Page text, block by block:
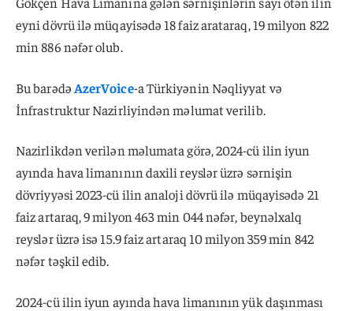
eyni dövrü ilə müqayisədə 18 faiz arataraq, 19 milyon 822
min 886 nəfər olub.
Bu barədəAzerVoice-a Türkiyənin Nəqliyyat və
İnfrastruktur Nazirliyindən məlumat verilib.
Nazirlikdən verilən məlumata görə, 2024-cü ilin iyun
ayında hava limanının daxili reyslər üzrə sərnişin
dövriyyəsi 2023-cü ilin analoji dövrü ilə müqayisədə 21
faiz artaraq, 9 milyon 463 min 044 nəfər, beynəlxalq
reyslər üzrə isə 15.9 faiz artaraq 10 milyon 359 min 842
nəfər təşkil edib.
2024-cü ilin iyun ayında hava limanının yük daşınması